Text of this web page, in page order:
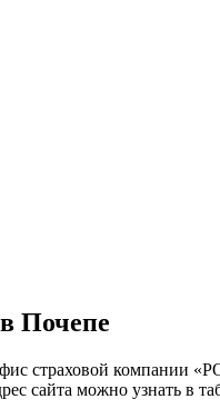
Почепе
страховой
сайта можно узнать в